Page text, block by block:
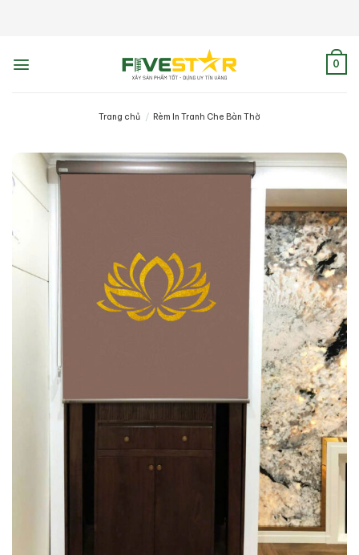
0
Trang chủ / Rèm In Tranh Che Bàn Thờ